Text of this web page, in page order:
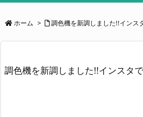
ホーム > 調色機を新調しました!!インス
調色機を新調しました!!インスタ